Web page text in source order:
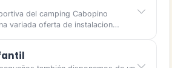
del camping Cabopino
variada oferta de instalacion…